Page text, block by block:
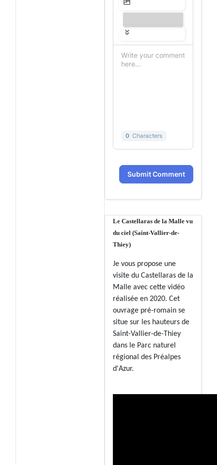
0 Characters
Submit Comment
Le Castellaras de la Malle vu
du ciel (Saint-Vallier-de-
Thiey)
Je vous propose une
visite du Castellaras de la
Malle avec cette vidéo
réalisée en 2020. Cet
ouvrage pré-romain se
situe sur les hauteurs de
Saint-Vallier-de-Thiey
dans le Parc naturel
régional des Préalpes
d'Azur.